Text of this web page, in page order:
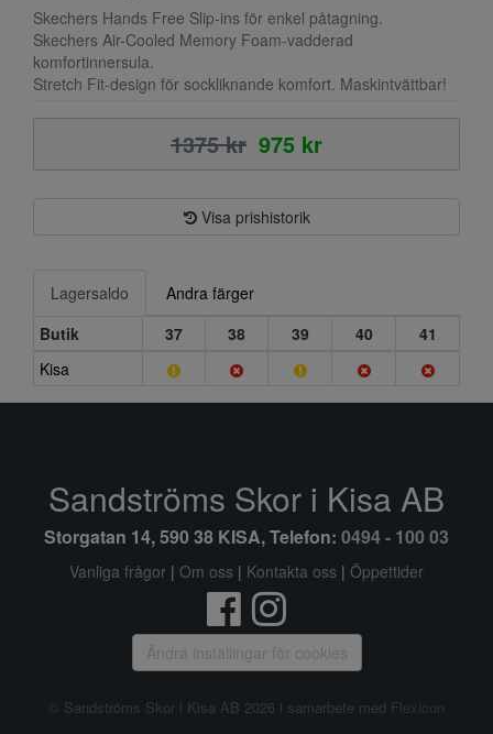
Skechers Hands Free Slip-ins för enkel påtagning.
Skechers Air-Cooled Memory Foam-vadderad
komfortinnersula.
Stretch Fit-design för sockliknande komfort. Maskintvättbar!
1375 kr 975 kr
Visa prishistorik
Lagersaldo
Andra färger
Butik
37 38 39 40
41
Kisa
Sandströms Skor i Kisa AB
Storgatan 14, 590 38 KISA, Telefon: 0494 - 100 03
Vanliga frågor | Om oss | Kontakta oss | Öppettider
Ändra inställingar för cookies
© Sandströms Skor i Kisa AB 2026 i samarbete med Flexicon